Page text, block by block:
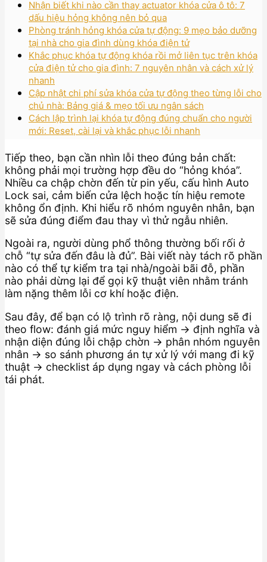
Nhận biết khi nào cần thay actuator khóa cửa ô tô: 7
dấu hiệu hỏng không nên bỏ qua
Phòng tránh hỏng khóa cửa tự động: 9 mẹo bảo dưỡng
tại nhà cho gia đình dùng khóa điện tử
Khắc phục khóa tự động khóa rồi mở liên tục trên khóa
cửa điện tử cho gia đình: 7 nguyên nhân và cách xử lý
nhanh
Cập nhật chi phí sửa khóa cửa tự động theo từng lỗi cho
chủ nhà: Bảng giá & mẹo tối ưu ngân sách
Cách lập trình lại khóa tự động đúng chuẩn cho người
mới: Reset, cài lại và khắc phục lỗi nhanh
Tiếp theo, bạn cần nhìn lỗi theo đúng bản chất:
không phải mọi trường hợp đều do “hỏng khóa”.
Nhiều ca chập chờn đến từ pin yếu, cấu hình Auto
Lock sai, cảm biến cửa lệch hoặc tín hiệu remote
không ổn định. Khi hiểu rõ nhóm nguyên nhân, bạn
sẽ sửa đúng điểm đau thay vì thử ngẫu nhiên.
Ngoài ra, người dùng phổ thông thường bối rối ở
chỗ “tự sửa đến đâu là đủ”. Bài viết này tách rõ phần
nào có thể tự kiểm tra tại nhà/ngoài bãi đỗ, phần
nào phải dừng lại để gọi kỹ thuật viên nhằm tránh
làm nặng thêm lỗi cơ khí hoặc điện.
Sau đây, để bạn có lộ trình rõ ràng, nội dung sẽ đi
theo flow: đánh giá mức nguy hiểm → định nghĩa và
nhận diện đúng lỗi chập chờn → phân nhóm nguyên
nhân → so sánh phương án tự xử lý với mang đi kỹ
thuật → checklist áp dụng ngay và cách phòng lỗi
tái phát.